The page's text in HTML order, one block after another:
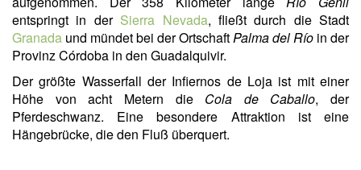
entspringt in der Sierra Nevada, fließt durch die Stadt
Granada und mündet bei der OrtschaftPalma del Río in der
Provinz Córdoba in den Guadalquivir.
Der größte Wasserfall der Infiernos de Loja ist mit einer
Höhe von acht Metern die Cola de Caballo, der
Pferdeschwanz. Eine besondere Attraktion ist eine
Hängebrücke, die den Fluß überquert.